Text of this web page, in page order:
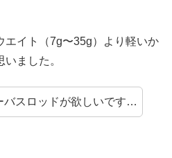
エイト（7g〜35g）より軽いか
ました。
バスロッドが欲しいです…